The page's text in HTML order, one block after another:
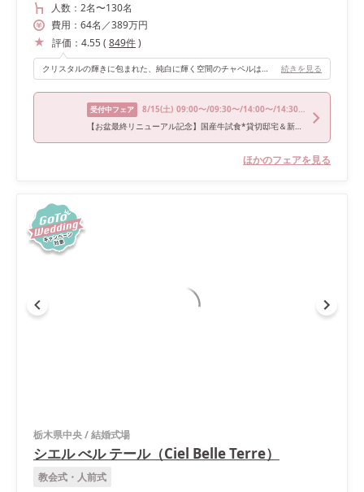
人数： 2名〜130名
費用： 64名 ／389万円
評価： 4.55( 849件)
クリスタルの輝きに包まれた、純白に輝く空間のチャペルは、扉を開けた瞬間に思わず「ここで挙げたい」と魅了されました！ 続きを見る
受付中フェア 8/15(土) 09:00〜/09:30〜/14:00〜/14:30〜/18:00〜
【お盆最終リニューアル記念】国産牛試食*貸切邸宅＆新チャペル
ほかのフェアを見る
栃木県中央/結婚式場
シエル べル テール（Ciel Belle Terre）
教会式・人前式